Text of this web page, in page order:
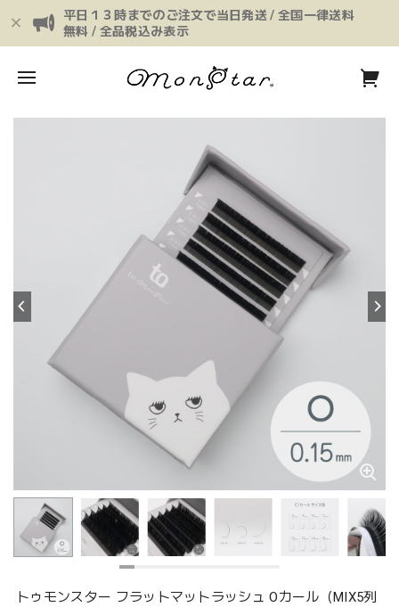
平日１３時までのご注文で当日発送 / 全国一律送料
無料 / 全品税込み表示
トゥモンスター フラットマットラッシュ Oカール（MIX5列